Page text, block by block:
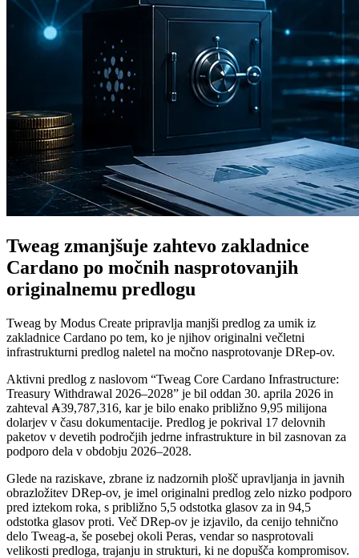
Tweag zmanjšuje zahtevo zakladnice
Cardano po močnih nasprotovanjih
originalnemu predlogu
Tweag by Modus Create pripravlja manjši predlog za umik iz
zakladnice Cardano po tem, ko je njihov originalni večletni
infrastrukturni predlog naletel na močno nasprotovanje DRep-ov.
Aktivni predlog z naslovom “Tweag Core Cardano Infrastructure:
Treasury Withdrawal 2026–2028” je bil oddan 30. aprila 2026 in
zahteval ₳39,787,316, kar je bilo enako približno 9,95 milijona
dolarjev v času dokumentacije. Predlog je pokrival 17 delovnih
paketov v devetih področjih jedrne infrastrukture in bil zasnovan za
podporo dela v obdobju 2026–2028.
Glede na raziskave, zbrane iz nadzornih plošč upravljanja in javnih
obrazložitev DRep-ov, je imel originalni predlog zelo nizko podporo
pred iztekom roka, s približno 5,5 odstotka glasov za in 94,5
odstotka glasov proti. Več DRep-ov je izjavilo, da cenijo tehnično
delo Tweag-a, še posebej okoli Peras, vendar so nasprotovali
velikosti predloga, trajanju in strukturi, ki ne dopušča kompromisov.